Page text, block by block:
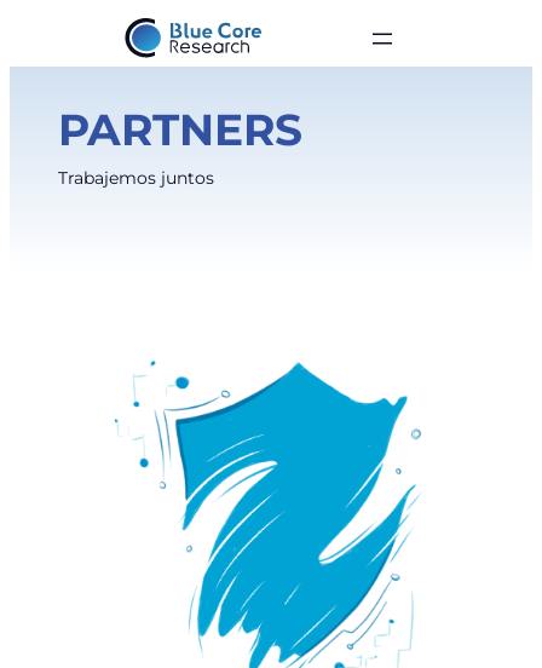
PARTNERS
Trabajemos juntos